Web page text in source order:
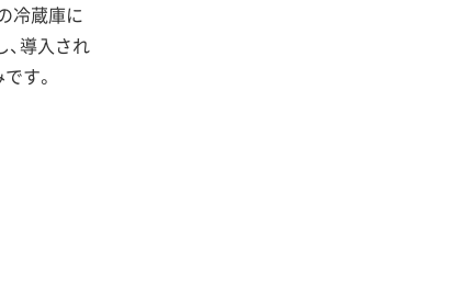
冷蔵庫に
導入され
す。